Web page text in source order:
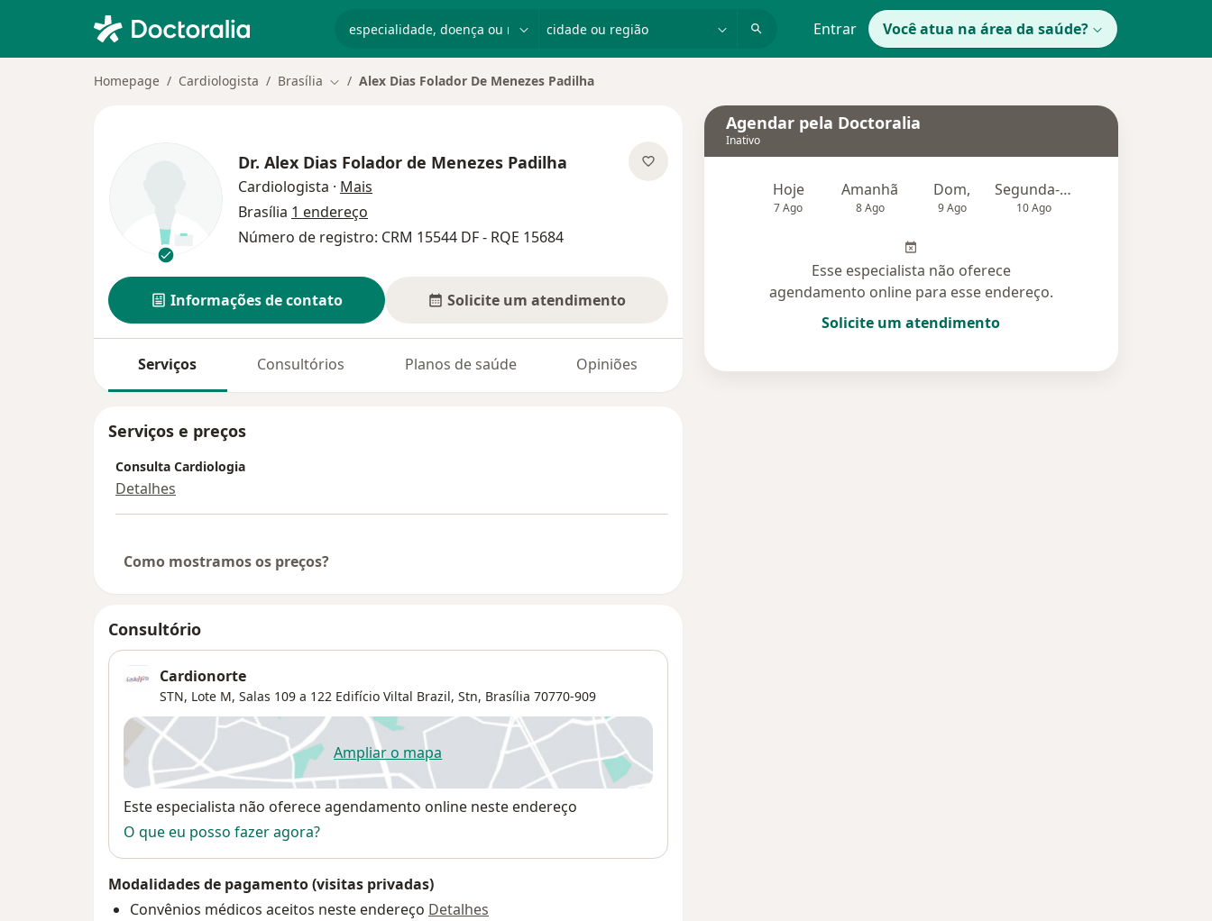
Entrar Você atua na área da saúde?
Homepage Cardiologista Brasília Mudar de cidade
Alex Dias Folador De Menezes Padilha
Dr. Alex Dias Folador de Menezes Padilha
Cardiologista · Mais
Brasília 1 endereço
Número de registro: CRM 15544 DF - RQE 15684
Informações de contato Solicite um atendimento
Serviços Consultórios Planos de saúde Opiniões
Serviços e preços
Consulta Cardiologia
Detalhes
Como mostramos os preços?
Consultório
Cardionorte
STN, Lote M, Salas 109 a 122 Edifício Viltal Brazil, Stn, Brasília 70770-909
Ampliar o mapaabre num novo separador
Disponibilidade
Este especialista não oferece agendamento online neste endereço
O que eu posso fazer agora?
Modalidades de pagamento (visitas privadas)
Convênios médicos aceitos neste endereço Detalhes
Agendar pela Doctoralia
Inativo
Hoje
7 Ago
Amanhã
8 Ago
Dom,
9 Ago
Segunda-feira
10 Ago
Esse especialista não oferece
agendamento online para esse endereço.
Solicite um atendimento